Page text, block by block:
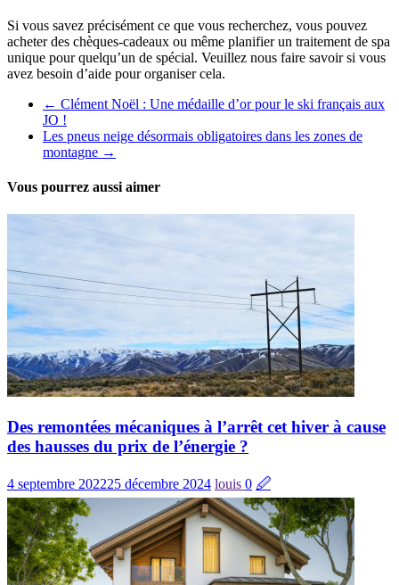
Si vous savez précisément ce que vous recherchez, vous pouvez
acheter des chèques-cadeaux ou même planifier un traitement de spa
unique pour quelqu’un de spécial. Veuillez nous faire savoir si vous
avez besoin d’aide pour organiser cela.
← Clément Noël : Une médaille d’or pour le ski français aux
JO !
Les pneus neige désormais obligatoires dans les zones de
montagne →
Vous pourrez aussi aimer
Des remontées mécaniques à l’arrêt cet hiver à cause
des hausses du prix de l’énergie ?
4 septembre 202225 décembre 2024 louis 0 🖉